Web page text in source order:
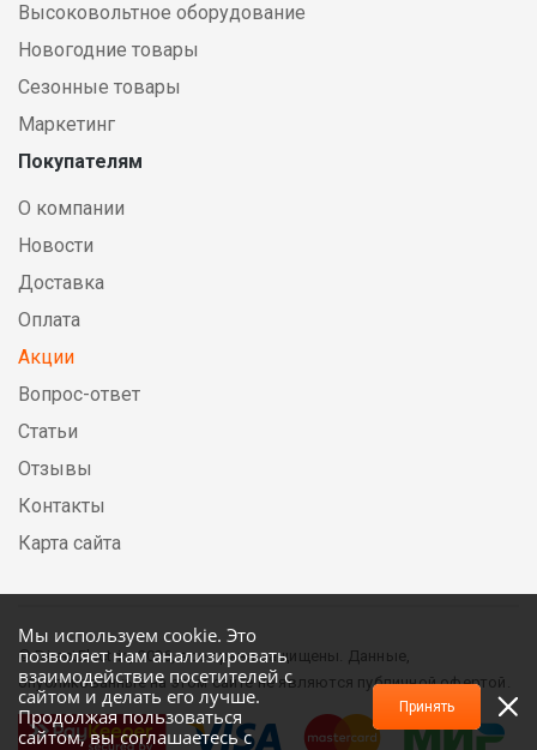
Мы используем cookie. Это
позволяет нам анализировать
взаимодействие посетителей с
сайтом и делать его лучше.
Продолжая пользоваться
сайтом, вы соглашаетесь с
Принять
Высоковольтное оборудование
Новогодние товары
Сезонные товары
Маркетинг
Покупателям
О компании
Новости
Доставка
Оплата
Акции
Вопрос-ответ
Статьи
Отзывы
Контакты
Карта сайта
© DirectElectric, 2026, все права защищены. Данные,
опубликованные на этом сайте не являются публичной офертой.